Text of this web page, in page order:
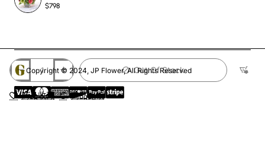
Out Of Stock
商品收藏 商品比較
$798
Copyright © 2024, JP Flower, All Rights Reserved